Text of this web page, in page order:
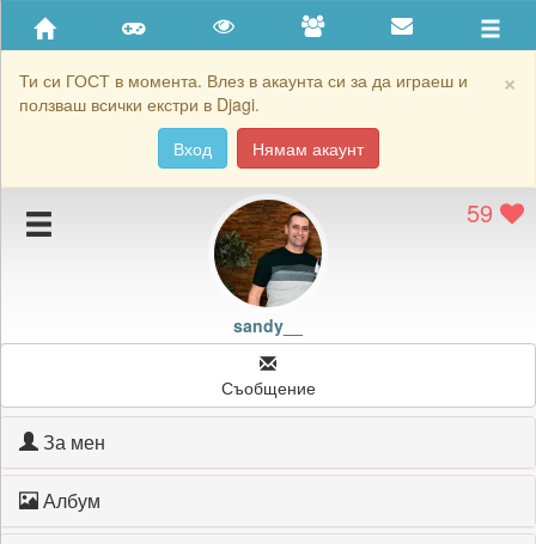
×
Ти си ГОСТ в момента. Влез в акаунта си за да играеш и
ползваш всички екстри в Djagi.
Вход
Нямам акаунт
Приятели
Хронология на игри
Подаръците на sandy__
Картичките на sandy__
59
sandy__
Съобщение
За мен
Албум